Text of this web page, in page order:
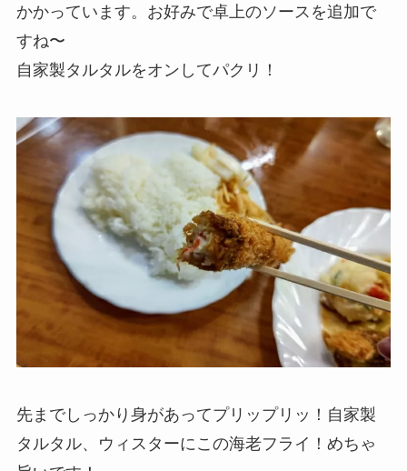
かかっています。お好みで卓上のソースを追加で
すね〜
自家製タルタルをオンしてパクリ！
先までしっかり身があってプリップリッ！自家製
タルタル、ウィスターにこの海老フライ！めちゃ